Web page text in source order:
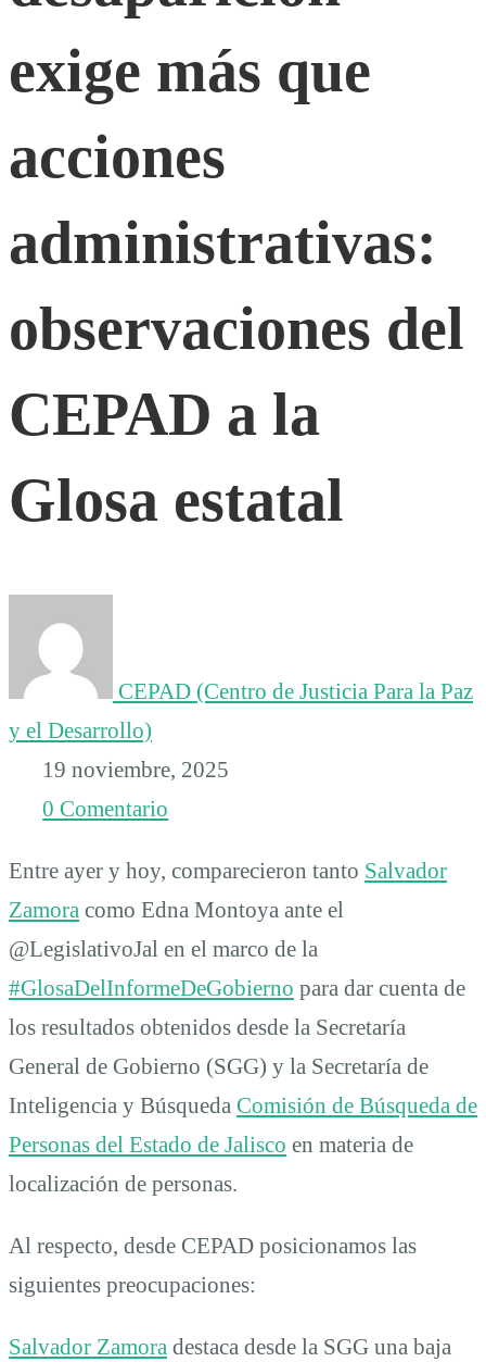
exige
más
que
acciones
administrativas:
observaciones
del
la
Glosa
estatal
exige más que
acciones
administrativas:
observaciones del
CEPAD a la
Glosa estatal
CEPAD (Centro de Justicia Para la Paz
y el Desarrollo)
19 noviembre, 2025
0 Comentario
Entre ayer y hoy, comparecieron tanto Salvador
Zamora como Edna Montoya ante el
@LegislativoJal en el marco de la
#GlosaDelInformeDeGobierno para dar cuenta de
los resultados obtenidos desde la Secretaría
General de Gobierno (SGG) y la Secretaría de
Inteligencia y Búsqueda Comisión de Búsqueda de
Personas del Estado de Jalisco en materia de
localización de personas.
Al respecto, desde CEPAD posicionamos las
siguientes preocupaciones:
Salvador Zamora destaca desde la SGG una baja